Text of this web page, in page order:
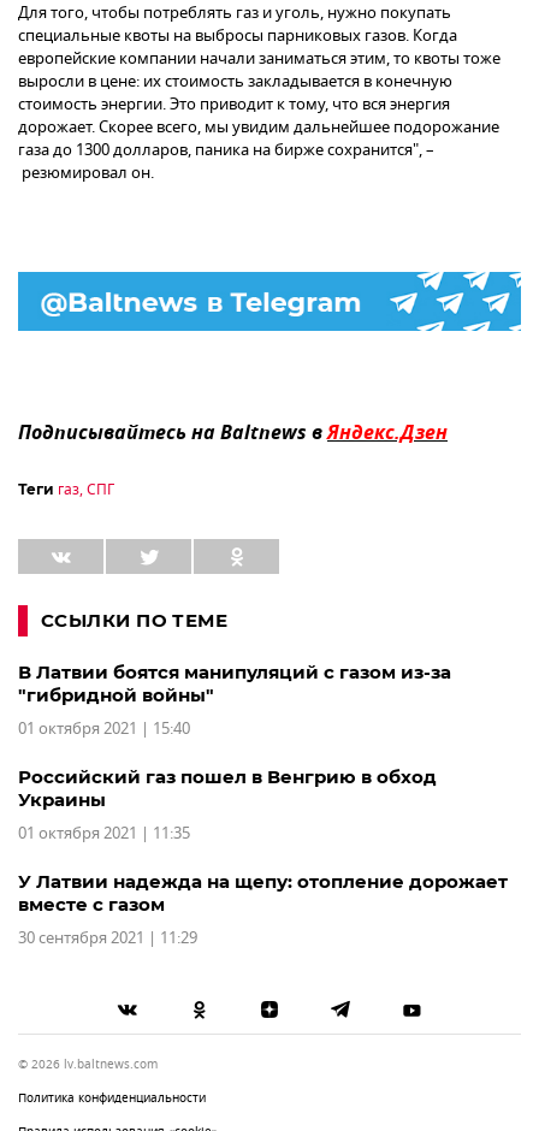
Для того, чтобы потреблять газ и уголь, нужно покупать
специальные квоты на выбросы парниковых газов. Когда
европейские компании начали заниматься этим, то квоты тоже
выросли в цене: их стоимость закладывается в конечную
стоимость энергии. Это приводит к тому, что вся энергия
дорожает. Скорее всего, мы увидим дальнейшее подорожание
газа до 1300 долларов, паника на бирже сохранится", –
резюмировал он.
Подписывайтесь на Baltnews вЯндекс.Дзен
Теги газ,СПГ
ССЫЛКИ ПО ТЕМЕ
В Латвии боятся манипуляций с газом из-за
"гибридной войны"
01 октября 2021 | 15:40
Российский газ пошел в Венгрию в обход
Украины
01 октября 2021 | 11:35
У Латвии надежда на щепу: отопление дорожает
вместе с газом
30 сентября 2021 | 11:29
© 2026 lv.baltnews.com
Политика конфиденциальности